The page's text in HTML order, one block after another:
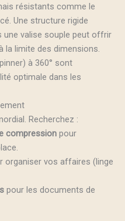
résistants comme le
Une structure rigide
valise souple peut offrir
la limite des dimensions.
à 360° sont
optimale dans les
Recherchez :
compression pour
organiser vos affaires (linge
pour les documents de